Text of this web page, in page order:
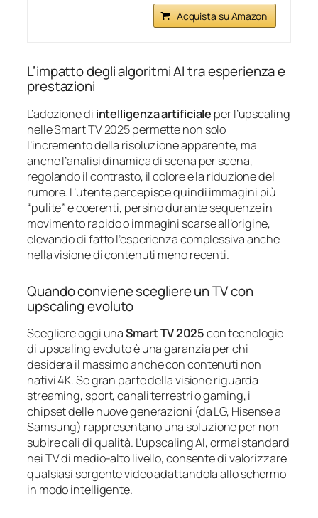
Acquista su Amazon
L’impatto degli algoritmi AI tra esperienza e
prestazioni
L’adozione di intelligenza artificiale per l’upscaling
nelle Smart TV 2025 permette non solo
l’incremento della risoluzione apparente, ma
anche l’analisi dinamica di scena per scena,
regolando il contrasto, il colore e la riduzione del
rumore. L’utente percepisce quindi immagini più
“pulite” e coerenti, persino durante sequenze in
movimento rapido o immagini scarse all’origine,
elevando di fatto l’esperienza complessiva anche
nella visione di contenuti meno recenti.
Quando conviene scegliere un TV con
upscaling evoluto
Scegliere oggi unaSmart TV 2025con tecnologie
di upscaling evoluto è una garanzia per chi
desidera il massimo anche con contenuti non
nativi 4K. Se gran parte della visione riguarda
streaming, sport, canali terrestri o gaming, i
chipset delle nuove generazioni (da LG, Hisense a
Samsung) rappresentano una soluzione per non
subire cali di qualità. L’upscaling AI, ormai standard
nei TV di medio-alto livello, consente di valorizzare
qualsiasi sorgente video adattandola allo schermo
in modo intelligente.